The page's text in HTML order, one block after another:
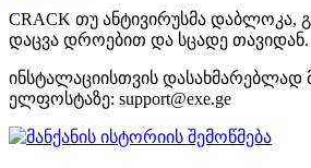
CRACK თუ ანტივირუსმა დაბლოკა,
დაცვა დროებით და სცადე თავიდან.
ინსტალაციისთვის დასახმარებლად
ელფოსტაზე: support@exe.ge